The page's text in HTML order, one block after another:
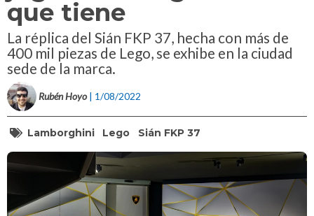
que tiene
La réplica del Sián FKP 37, hecha con más de
400 mil piezas de Lego, se exhibe en la ciudad
sede de la marca.
Rubén Hoyo | 1/08/2022
Lamborghini Lego Sián FKP 37